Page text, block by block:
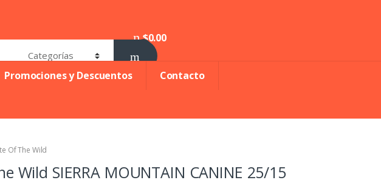
$0.00
Promociones y Descuentos Contacto
Of The Wild
Wild SIERRA MOUNTAIN CANINE 25/15